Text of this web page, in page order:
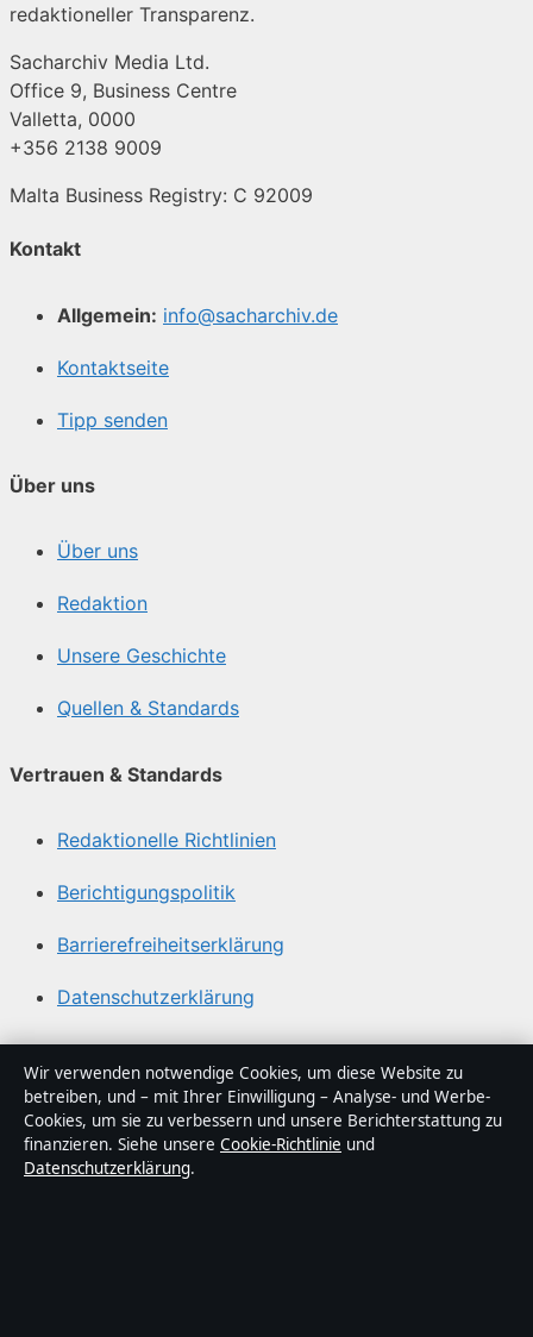
redaktioneller Transparenz.
Sacharchiv Media Ltd.
Office 9, Business Centre
Valletta, 0000
+356 2138 9009
Malta Business Registry: C 92009
Kontakt
Allgemein: info@sacharchiv.de
Kontaktseite
Tipp senden
Über uns
Über uns
Redaktion
Unsere Geschichte
Quellen & Standards
Vertrauen & Standards
Redaktionelle Richtlinien
Berichtigungspolitik
Barrierefreiheitserklärung
Datenschutzerklärung
Über Sacharchiv in Kürze
Sacharchiv ist ein unabhängiger digitaler
Nachrichtenanbieter mit Fokus auf Politik, Wirtschaft,
Technik und Gesellschaft in Deutschland. Jeder Artikel
Wir verwenden notwendige Cookies, um diese Website zu
betreiben, und – mit Ihrer Einwilligung – Analyse- und Werbe-
Cookies, um sie zu verbessern und unsere Berichterstattung zu
finanzieren. Siehe unsere Cookie-Richtlinie und
Datenschutzerklärung.